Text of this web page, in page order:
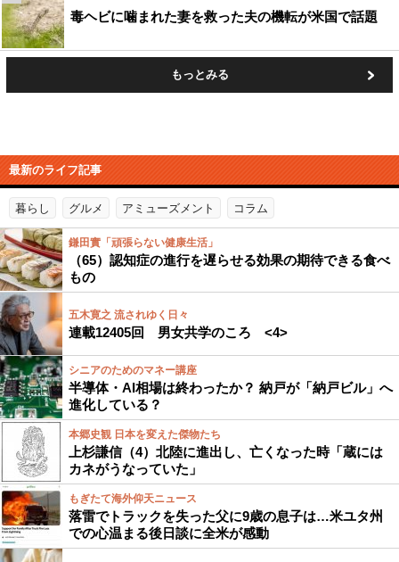
毒ヘビに噛まれた妻を救った夫の機転が米国で話題
もっとみる
最新のライフ記事
暮らし グルメ アミューズメント コラム
鎌田實「頑張らない健康生活」
（65）認知症の進行を遅らせる効果の期待できる食べ
もの
五木寛之 流されゆく日々
連載12405回 男女共学のころ <4>
シニアのためのマネー講座
半導体・AI相場は終わったか？ 納戸が「納戸ビル」へ
進化している？
本郷史観 日本を変えた傑物たち
上杉謙信（4）北陸に進出し、亡くなった時「蔵には
カネがうなっていた」
もぎたて海外仰天ニュース
落雷でトラックを失った父に9歳の息子は…米ユタ州
での心温まる後日談に全米が感動